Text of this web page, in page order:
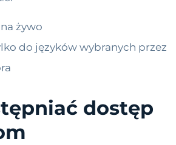
żywo
do języków wybranych przez
dostęp